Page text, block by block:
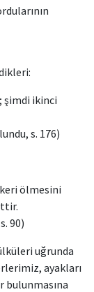
şimdi ikinci
s. 176)
ölmesini
90)
uğrunda
ayakları
bulunmasına